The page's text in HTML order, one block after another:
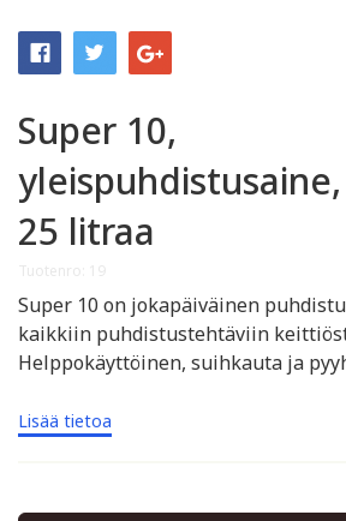
Super 10,
yleispuhdistusaine,
25 litraa
Super 10 on jokapäiväinen
kaikkiin puhdistustehtäviin
Helppokäyttöinen, suihkauta ja
Lisää tietoa